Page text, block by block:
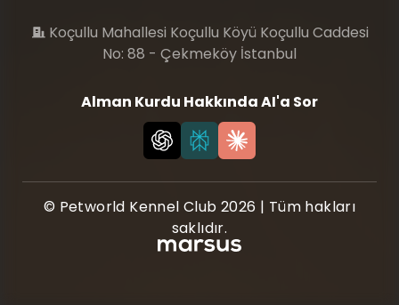
Koçullu Mahallesi Koçullu Köyü Koçullu Caddesi
No: 88 - Çekmeköy İstanbul
Alman Kurdu Hakkında AI'a Sor
© Petworld Kennel Club 2026 | Tüm hakları
saklıdır.